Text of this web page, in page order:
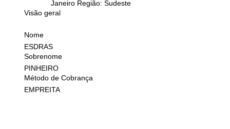
Janeiro Região: Sudeste
Visão geral
Nome
ESDRAS
Sobrenome
PINHEIRO
Método de Cobrança
EMPREITA